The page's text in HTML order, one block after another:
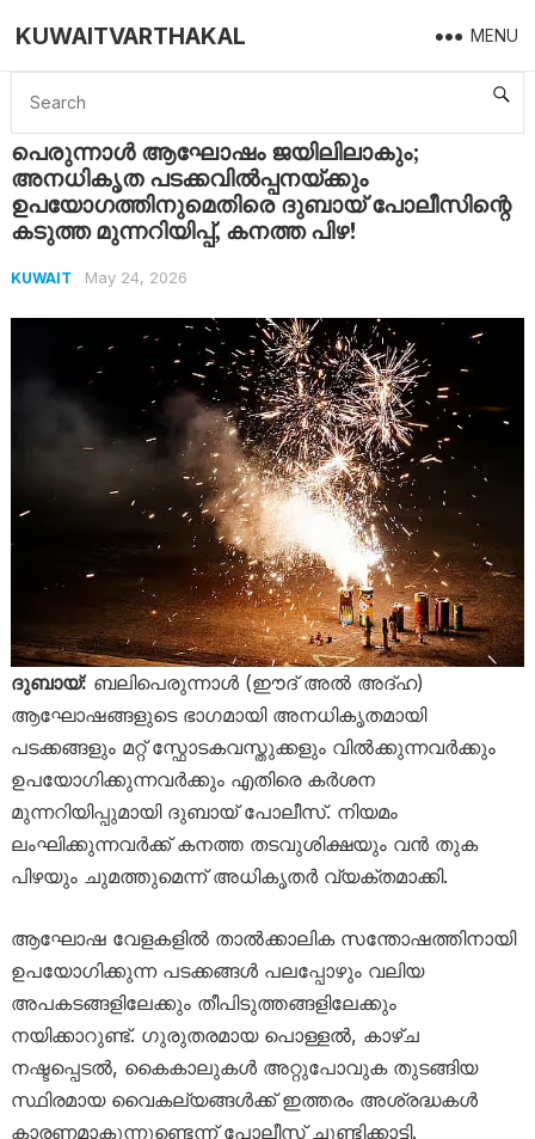
KUWAITVARTHAKAL MENU
Home Kuwait പെരുന്നാൾ ആഘോഷം ജയിലിലാകും; അനധികൃത പടക്കവിൽപ്പനയ്ക്കും ഉപയോഗത്തിനുമെതിരെ ദുബായ് പോലീസിന്റെ കടുത്ത മുന്നറിയിപ്പ്, കനത്ത പിഴ!
പെരുന്നാൾ ആഘോഷം ജയിലിലാകും;
അനധികൃത പടക്കവിൽപ്പനയ്ക്കും
ഉപയോഗത്തിനുമെതിരെ ദുബായ് പോലീസിന്റെ
കടുത്ത മുന്നറിയിപ്പ്, കനത്ത പിഴ!
KUWAIT May 24, 2026
ദുബായ്: ബലിപെരുന്നാൾ (ഈദ് അൽ അദ്ഹ)
ആഘോഷങ്ങളുടെ ഭാഗമായി അനധികൃതമായി
പടക്കങ്ങളും മറ്റ് സ്ഫോടകവസ്തുക്കളും വിൽക്കുന്നവർക്കും
ഉപയോഗിക്കുന്നവർക്കും എതിരെ കർശന
മുന്നറിയിപ്പുമായി ദുബായ് പോലീസ്. നിയമം
ലംഘിക്കുന്നവർക്ക് കനത്ത തടവുശിക്ഷയും വൻ തുക
പിഴയും ചുമത്തുമെന്ന് അധികൃതർ വ്യക്തമാക്കി.
ആഘോഷ വേളകളിൽ താൽക്കാലിക സന്തോഷത്തിനായി
ഉപയോഗിക്കുന്ന പടക്കങ്ങൾ പലപ്പോഴും വലിയ
അപകടങ്ങളിലേക്കും തീപിടുത്തങ്ങളിലേക്കും
നയിക്കാറുണ്ട്. ഗുരുതരമായ പൊള്ളൽ, കാഴ്ച
നഷ്ടപ്പെടൽ, കൈകാലുകൾ അറ്റുപോവുക തുടങ്ങിയ
സ്ഥിരമായ വൈകല്യങ്ങൾക്ക് ഇത്തരം അശ്രദ്ധകൾ
കാരണമാകുന്നുണ്ടെന്ന് പോലീസ് ചൂണ്ടിക്കാട്ടി.